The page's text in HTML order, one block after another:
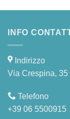
INFO
Indirizzo
Via Crespina, 35
Telefono
+39 06 5500915